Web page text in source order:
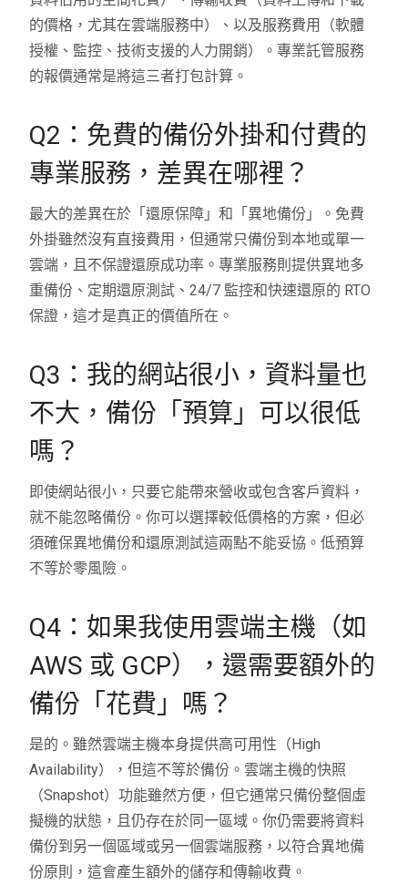
的價格，尤其在雲端服務中）、以及服務費用（軟體
授權、監控、技術支援的人力開銷）。專業託管服務
的報價通常是將這三者打包計算。
Q2：免費的備份外掛和付費的
專業服務，差異在哪裡？
最大的差異在於「還原保障」和「異地備份」。免費
外掛雖然沒有直接費用，但通常只備份到本地或單一
雲端，且不保證還原成功率。專業服務則提供異地多
重備份、定期還原測試、24/7 監控和快速還原的 RTO
保證，這才是真正的價值所在。
Q3：我的網站很小，資料量也
不大，備份「預算」可以很低
嗎？
即使網站很小，只要它能帶來營收或包含客戶資料，
就不能忽略備份。你可以選擇較低價格的方案，但必
須確保異地備份和還原測試這兩點不能妥協。低預算
不等於零風險。
Q4：如果我使用雲端主機（如
AWS 或 GCP），還需要額外的
備份「花費」嗎？
是的。雖然雲端主機本身提供高可用性（High
Availability），但這不等於備份。雲端主機的快照
（Snapshot）功能雖然方便，但它通常只備份整個虛
擬機的狀態，且仍存在於同一區域。你仍需要將資料
備份到另一個區域或另一個雲端服務，以符合異地備
份原則，這會產生額外的儲存和傳輸收費。